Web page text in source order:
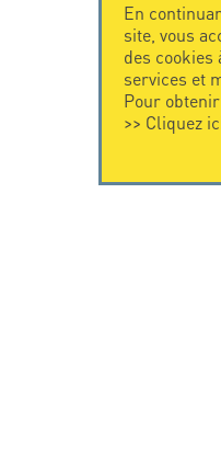
En
site, vous
des cookies
services et
Pour
>> Cliquez